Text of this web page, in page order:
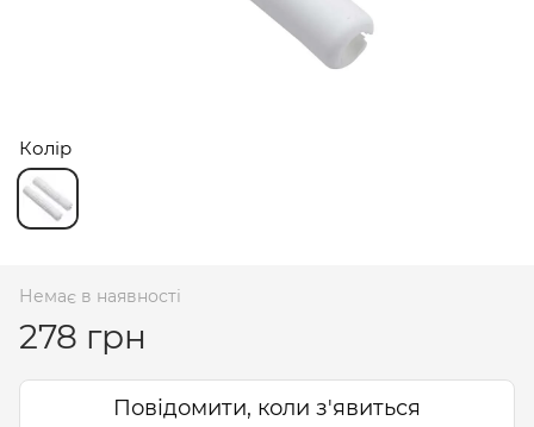
Колір
Немає в наявності
278 грн
Повідомити, коли з'явиться